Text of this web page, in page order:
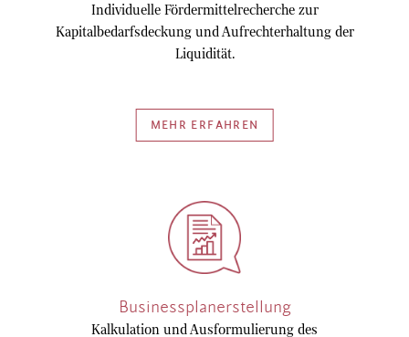
Individuelle Fördermittelrecherche zur
Kapitalbedarfsdeckung und Aufrechterhaltung der
Liquidität.
MEHR ERFAHREN
Businessplanerstellung
Kalkulation und Ausformulierung des